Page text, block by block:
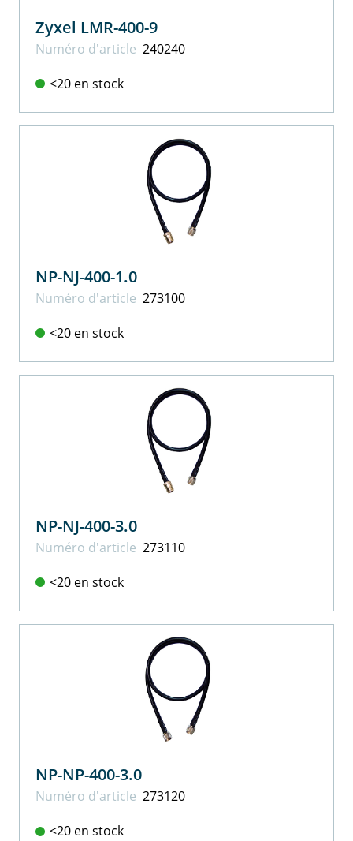
Zyxel LMR-400-9
Numéro d'article 240240
<20 en stock
NP-NJ-400-1.0
Numéro d'article 273100
<20 en stock
NP-NJ-400-3.0
Numéro d'article 273110
<20 en stock
NP-NP-400-3.0
Numéro d'article 273120
<20 en stock